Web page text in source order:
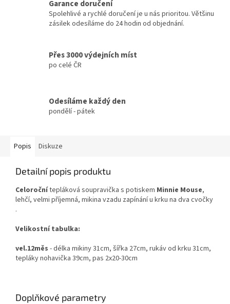
Garance doručení
Spolehlivé a rychlé doručení je u nás prioritou. Většinu
zásilek odesíláme do 24 hodin od objednání.
Přes 3000 výdejních míst
po celé ČR
Odesíláme každý den
pondělí - pátek
Popis Diskuze
Detailní popis produktu
Celoročnítepláková soupravička s potiskem Minnie Mouse,
lehčí, velmi příjemná, mikina vzadu zapínání u krku na dva cvočky
.
Velikostní tabulka:
vel.12měs - délka mikiny 31cm, šířka 27cm, rukáv od krku 31cm,
tepláky nohavička 39cm, pas 2x20-30cm
Doplňkové parametry